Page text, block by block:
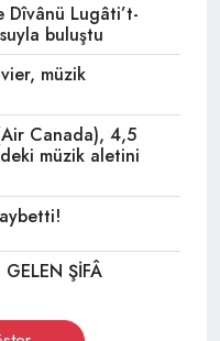
Dîvânü Lugâti’t-
buluştu
müzik
Canada), 4,5
müzik aletini
ŞİFÂ